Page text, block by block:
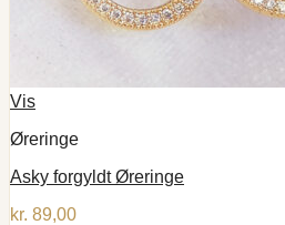
Vis
Øreringe
Asky forgyldt Øreringe
kr. 89,00